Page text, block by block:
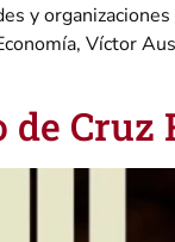
y
Víctor
Cruz